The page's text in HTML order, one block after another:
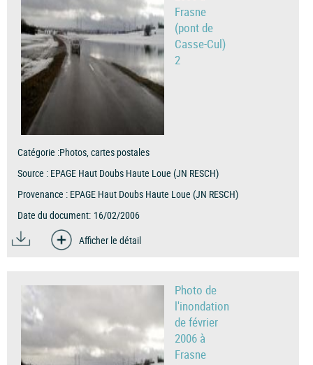
Frasne
(pont de
Casse-Cul)
2
Catégorie :Photos, cartes postales
Source : EPAGE Haut Doubs Haute Loue (JN RESCH)
Provenance : EPAGE Haut Doubs Haute Loue (JN RESCH)
Date du document: 16/02/2006
Afficher le détail
Photo de
l'inondation
de février
2006 à
Frasne